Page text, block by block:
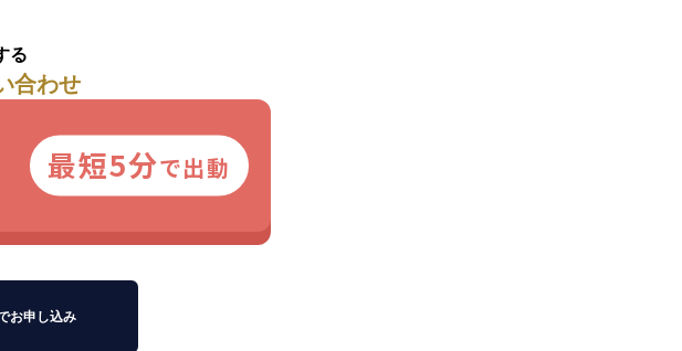
る
合わせ
最短5分で出動
お申し込み